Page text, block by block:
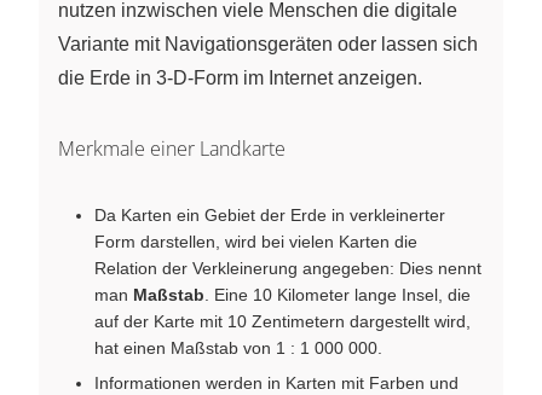
nutzen inzwischen viele Menschen die digitale
Variante mit Navigationsgeräten oder lassen sich
die Erde in 3-D-Form im Internet anzeigen.
Merkmale einer Landkarte
Da Karten ein Gebiet der Erde in verkleinerter
Form darstellen, wird bei vielen Karten die
Relation der Verkleinerung angegeben: Dies nennt
man Maßstab . Eine 10 Kilometer lange Insel, die
auf der Karte mit 10 Zentimetern dargestellt wird,
hat einen Maßstab von 1 : 1 000 000.
Informationen werden in Karten mit Farben und